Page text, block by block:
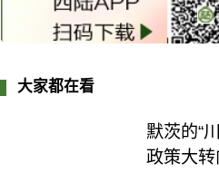
大家都在看
默茨的“
政策大转